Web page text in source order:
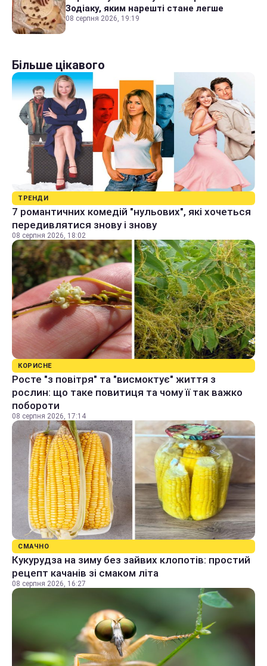
Зодіаку, яким нарешті стане легше
08 серпня 2026, 19:19
Більше цікавого
ТРЕНДИ
7 романтичних комедій "нульових", які хочеться
передивлятися знову і знову
08 серпня 2026, 18:02
КОРИСНЕ
Росте "з повітря" та "висмоктує" життя з
рослин: що таке повитиця та чому її так важко
побороти
08 серпня 2026, 17:14
СМАЧНО
Кукурудза на зиму без зайвих клопотів: простий
рецепт качанів зі смаком літа
08 серпня 2026, 16:27